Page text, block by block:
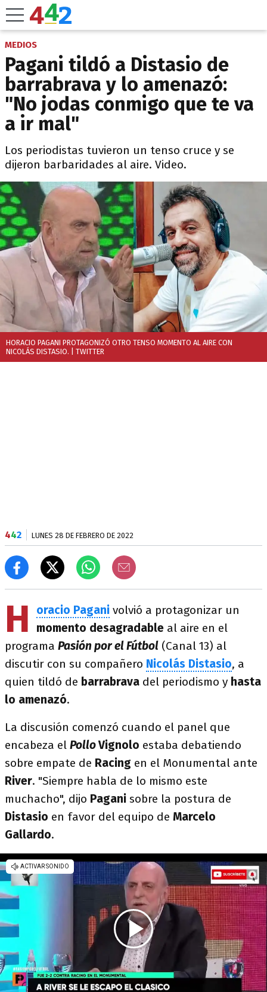
MEDIOS
Pagani tildó a Distasio de
barrabrava y lo amenazó:
"No jodas conmigo que te va
a ir mal"
Los periodistas tuvieron un tenso cruce y se
dijeron barbaridades al aire. Video.
HORACIO PAGANI PROTAGONIZÓ OTRO TENSO MOMENTO AL AIRE CON
NICOLÁS DISTASIO. | TWITTER
442 LUNES 28 DE FEBRERO DE 2022
H oracio Pagani volvió a protagonizar un
momento desagradable al aire en el
programa Pasión por el Fútbol (Canal 13) al
discutir con su compañero Nicolás Distasio, a
quien tildó de barrabrava del periodismo y hasta
lo amenazó.
La discusión comenzó cuando el panel que
encabeza el PolloVignolo estaba debatiendo
sobre empate de Racing en el Monumental ante
River. "Siempre habla de lo mismo este
muchacho", dijo Pagani sobre la postura de
Distasio en favor del equipo de Marcelo
Gallardo.